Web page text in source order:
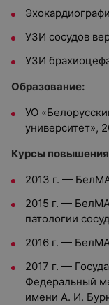
УЗИ сосудов
УЗИ
Образование:
УО
университет»,
Курсы
2013 г. —
2015 г. —
патологии
2016 г. —
2017 г. —
Федеральный
имени А. И.